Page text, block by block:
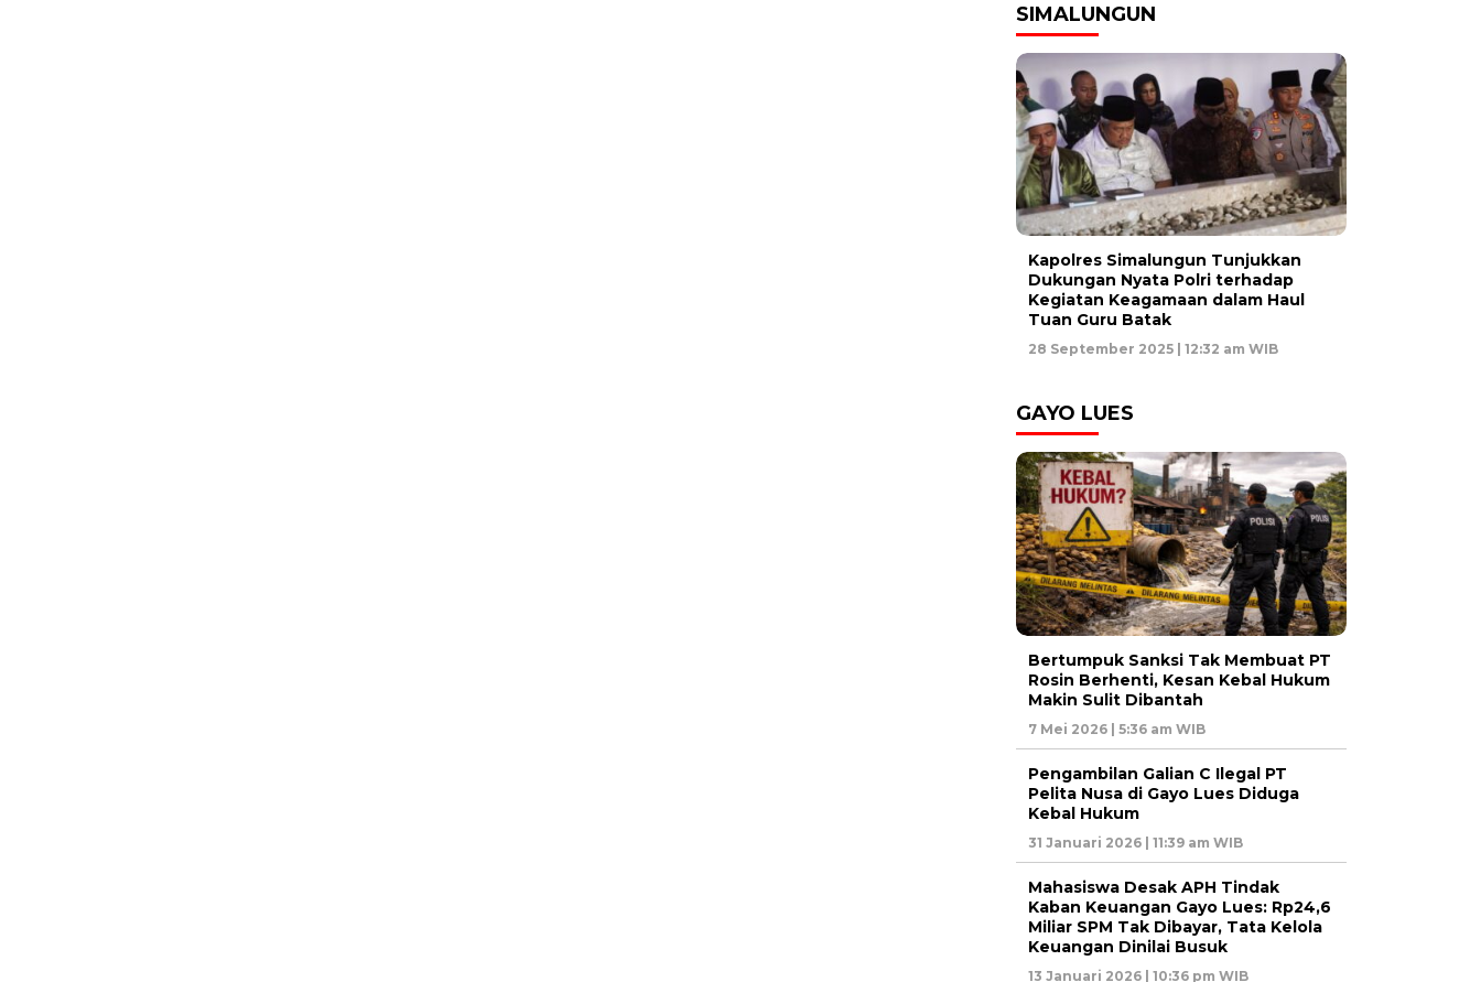
SIMALUNGUN
Kapolres Simalungun Tunjukkan
Dukungan Nyata Polri terhadap
Kegiatan Keagamaan dalam Haul
Tuan Guru Batak
28 September 2025 | 12:32 am WIB
GAYO LUES
Bertumpuk Sanksi Tak Membuat PT
Rosin Berhenti, Kesan Kebal Hukum
Makin Sulit Dibantah
7 Mei 2026 | 5:36 am WIB
Pengambilan Galian C Ilegal PT
Pelita Nusa di Gayo Lues Diduga
Kebal Hukum
31 Januari 2026 | 11:39 am WIB
Mahasiswa Desak APH Tindak
Kaban Keuangan Gayo Lues: Rp24,6
Miliar SPM Tak Dibayar, Tata Kelola
Keuangan Dinilai Busuk
13 Januari 2026 | 10:36 pm WIB